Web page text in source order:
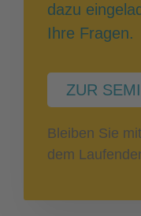
dazu
Ihre Fragen.
ZUR
Bleiben Sie
dem